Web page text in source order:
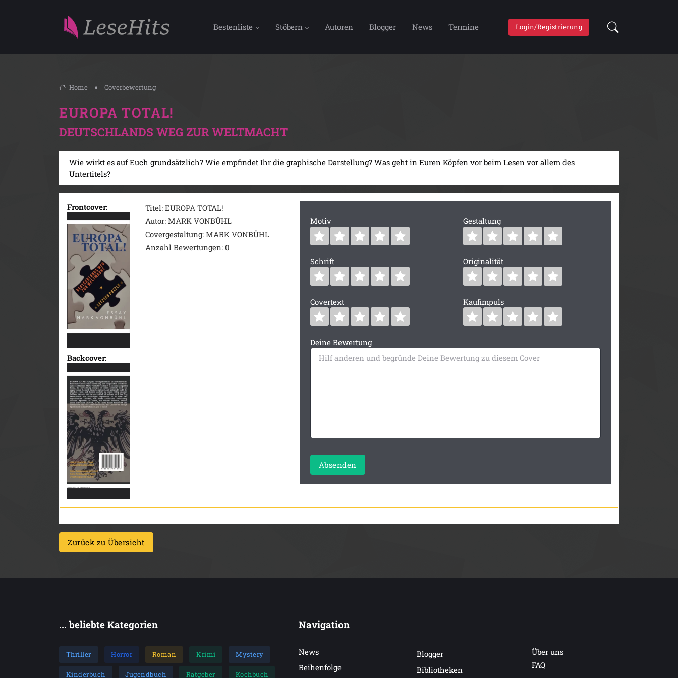
Bestenliste Stöbern Autoren Blogger News Termine Login/Registrierung
Home Coverbewertung
EUROPA TOTAL!
DEUTSCHLANDS WEG ZUR WELTMACHT
Wie wirkt es auf Euch grundsätzlich? Wie empfindet Ihr die graphische Darstellung? Was geht in Euren Köpfen vor beim Lesen vor allem des
Untertitels?
Frontcover:
Backcover:
Titel: EUROPA TOTAL!
Autor: MARK VONBÜHL
Covergestaltung: MARK VONBÜHL
Anzahl Bewertungen: 0
Motiv Gestaltung
Schrift Originalität
Covertext Kaufimpuls
Deine Bewertung
Absenden
Zurück zu Übersicht
... beliebte Kategorien
Thriller Horror Roman Krimi Mystery
Kinderbuch Jugendbuch Ratgeber Kochbuch
Navigation
News
Reihenfolge
Blogger
Bibliotheken
Über uns
FAQ